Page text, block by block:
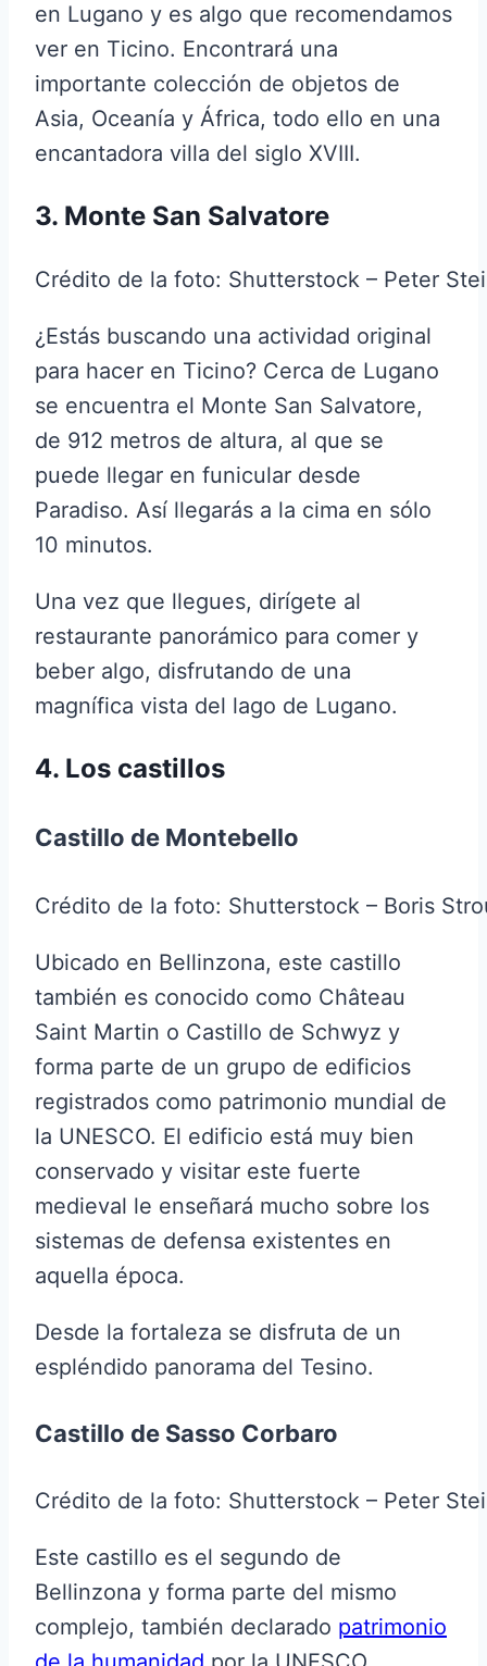
en Lugano y es algo que recomendamos
ver en Ticino. Encontrará una
importante colección de objetos de
Asia, Oceanía y África, todo ello en una
encantadora villa del siglo XVIII.
3. Monte San Salvatore
Crédito de la foto: Shutterstock – Peter
¿Estás buscando una actividad original
para hacer en Ticino? Cerca de Lugano
se encuentra el Monte San Salvatore,
de 912 metros de altura, al que se
puede llegar en funicular desde
Paradiso. Así llegarás a la cima en sólo
10 minutos.
Una vez que llegues, dirígete al
restaurante panorámico para comer y
beber algo, disfrutando de una
magnífica vista del lago de Lugano.
4. Los castillos
Castillo de Montebello
Crédito de la foto: Shutterstock – Boris
Ubicado en Bellinzona, este castillo
también es conocido como Château
Saint Martin o Castillo de Schwyz y
forma parte de un grupo de edificios
registrados como patrimonio mundial de
la UNESCO. El edificio está muy bien
conservado y visitar este fuerte
medieval le enseñará mucho sobre los
sistemas de defensa existentes en
aquella época.
Desde la fortaleza se disfruta de un
espléndido panorama del Tesino.
Castillo de Sasso Corbaro
Crédito de la foto: Shutterstock – Peter
Este castillo es el segundo de
Bellinzona y forma parte del mismo
complejo, también declarado patrimonio